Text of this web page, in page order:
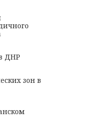
ДНР
зон в